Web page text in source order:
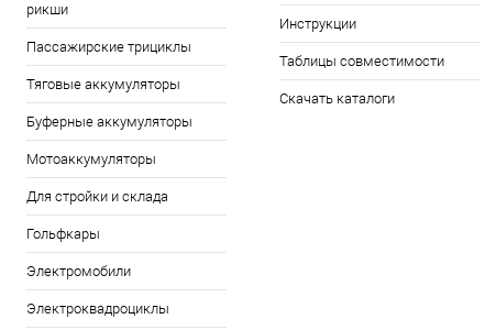
рикши
Пассажирские трициклы
Тяговые аккумуляторы
Буферные аккумуляторы
Мотоаккумуляторы
Для стройки и склада
Гольфкары
Электромобили
Электроквадроциклы
Инструкции
Таблицы совместимости
Скачать каталоги